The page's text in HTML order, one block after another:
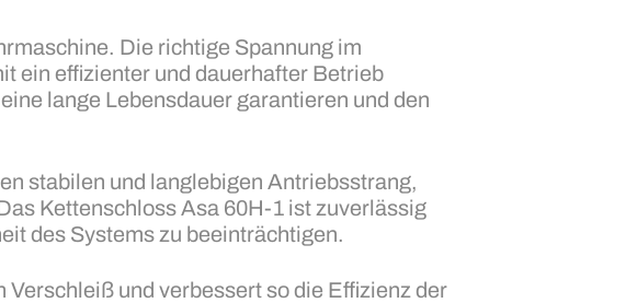
Die richtige Spannung im
ein effizienter und dauerhafter Betrieb
lange Lebensdauer garantieren und den
stabilen und langlebigen Antriebsstrang,
Kettenschloss Asa 60H-1 ist zuverlässig
des Systems zu beeinträchtigen.
und verbessert so die Effizienz der